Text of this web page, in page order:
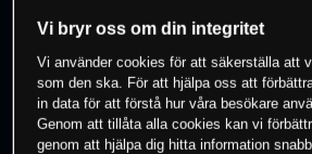
0% av kunderna har en
instrument
Vi bryr oss om din integritet
Vi använder cookies för att säkerställa att
som den ska. För att hjälpa oss att
in data för att förstå hur våra besökare
Genom att tillåta alla cookies kan vi
genom att hjälpa dig hitta information